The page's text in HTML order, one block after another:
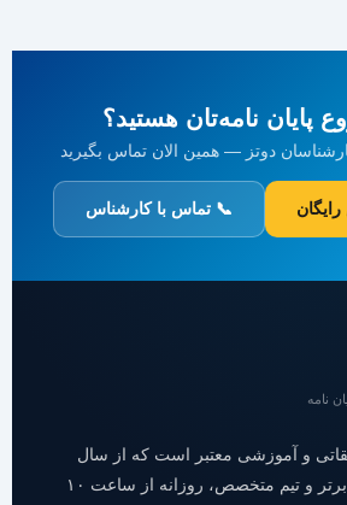
پایان نامه‌تان هستید؟
دوتز — همین الان تماس بگیرید
📞 تماس با کارشناس
نامه
و آموزشی معتبر است که از سال
۱۳۹۸ با حضور اساتید برتر و تیم متخصص، روزانه از ساعت ۱۰